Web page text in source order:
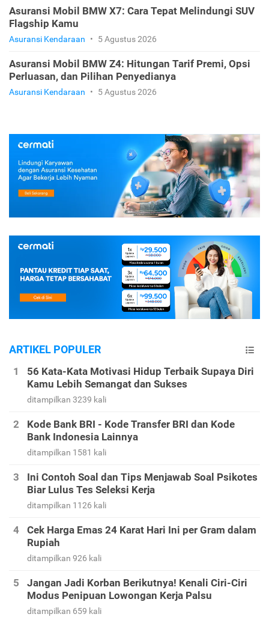
Asuransi Mobil BMW X7: Cara Tepat Melindungi SUV
Flagship Kamu
Asuransi Kendaraan • 5 Agustus 2026
Asuransi Mobil BMW Z4: Hitungan Tarif Premi, Opsi
Perluasan, dan Pilihan Penyedianya
Asuransi Kendaraan • 5 Agustus 2026
ARTIKEL POPULER
56 Kata-Kata Motivasi Hidup Terbaik Supaya Diri
Kamu Lebih Semangat dan Sukses
ditampilkan 3239 kali
Kode Bank BRI - Kode Transfer BRI dan Kode
Bank Indonesia Lainnya
ditampilkan 1581 kali
Ini Contoh Soal dan Tips Menjawab Soal Psikotes
Biar Lulus Tes Seleksi Kerja
ditampilkan 1126 kali
Cek Harga Emas 24 Karat Hari Ini per Gram dalam
Rupiah
ditampilkan 926 kali
Jangan Jadi Korban Berikutnya! Kenali Ciri-Ciri
Modus Penipuan Lowongan Kerja Palsu
ditampilkan 659 kali